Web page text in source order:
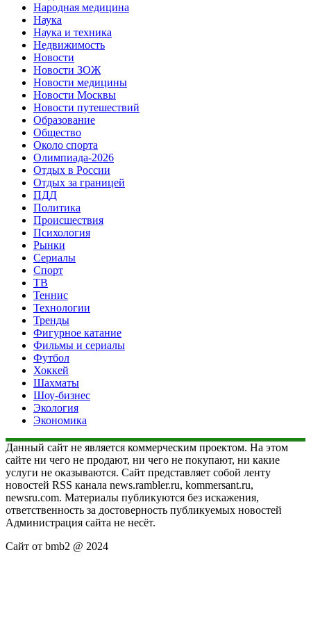
Народная медицина
Наука
Наука и техника
Недвижимость
Новости
Новости ЗОЖ
Новости медицины
Новости Москвы
Новости путешествий
Образование
Общество
Около спорта
Олимпиада-2026
Отдых в России
Отдых за границей
ПДД
Политика
Происшествия
Психология
Рынки
Сериалы
Спорт
ТВ
Теннис
Технологии
Тренды
Фигурное катание
Фильмы и сериалы
Футбол
Хоккей
Шахматы
Шоу-бизнес
Экология
Экономика
Данный сайт не является коммерческим проектом. На этом
сайте ни чего не продают, ни чего не покупают, ни какие
услуги не оказываются. Сайт представляет собой ленту
новостей RSS канала news.rambler.ru, kommersant.ru,
newsru.com. Материалы публикуются без искажения,
ответственность за достоверность публикуемых новостей
Администрация сайта не несёт.
Сайт от bmb2 @ 2024